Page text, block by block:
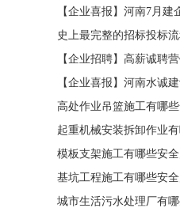
【企业喜报】河南7月建
史上最完整的招标投标
【企业招聘】高薪诚聘
【企业喜报】河南水诚
高处作业吊篮施工有哪
起重机械安装拆卸作业
模板支架施工有哪些安
基坑工程施工有哪些安
城市生活污水处理厂有